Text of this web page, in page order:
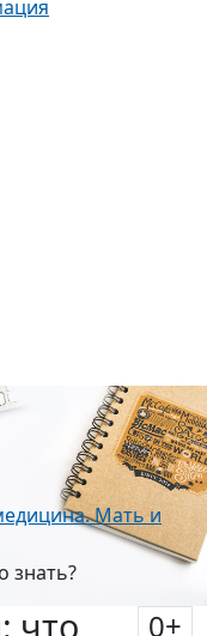
Мать и
знать?
что
0+